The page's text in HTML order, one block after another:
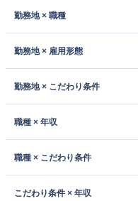
勤務地 × 職種
勤務地 × 雇用形態
勤務地 × こだわり条件
職種 × 年収
職種 × こだわり条件
こだわり条件 × 年収